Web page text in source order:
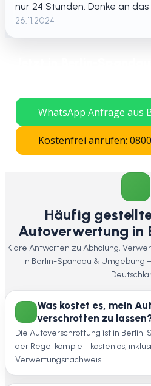
nur 24 Stunden. Danke an
26.11.2024
WhatsApp Anfrage aus
Kostenfrei anrufen:
Häufig
Autoverwertung in
Klare Antworten zu Abholung,
in Berlin-Spandau & Umgebung
Was kostet es, mein
verschrotten zu
Die Autoverschrottung ist in
der Regel komplett kostenlos,
Verwertungsnachweis.